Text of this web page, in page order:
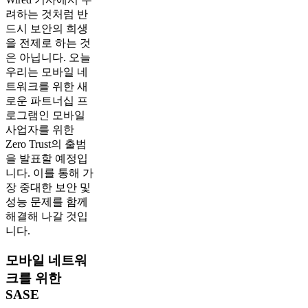
려하는 것처럼 반
드시 보안의 희생
을 전제로 하는 것
은 아닙니다. 오늘
우리는 모바일 네
트워크를 위한 새
로운 파트너십 프
로그램인 모바일
사업자를 위한
Zero Trust의 출범
을 발표할 예정입
니다. 이를 통해 가
장 중대한 보안 및
성능 문제를 함께
해결해 나갈 것입
니다.
모바일 네트워
크를 위한
SASE